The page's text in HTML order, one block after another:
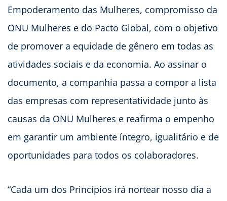
Empoderamento das Mulheres, compromisso da
ONU Mulheres e do Pacto Global, com o objetivo
de promover a equidade de gênero em todas as
atividades sociais e da economia. Ao assinar o
documento, a companhia passa a compor a lista
das empresas com representatividade junto às
causas da ONU Mulheres e reafirma o empenho
em garantir um ambiente íntegro, igualitário e de
oportunidades para todos os colaboradores.
“Cada um dos Princípios irá nortear nosso dia a